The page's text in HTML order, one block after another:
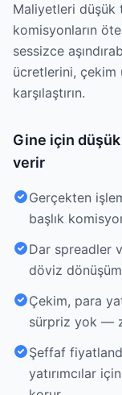
Maliyetleri düşük
komisyonların
sessizce
ücretlerini,
karşılaştırın.
Gine için düşük
verir
Gerçekten
başlık
Dar spreadler
döviz dönüşüm
Çekim, para
sürpriz yok —
Şeffaf
yatırımcılar